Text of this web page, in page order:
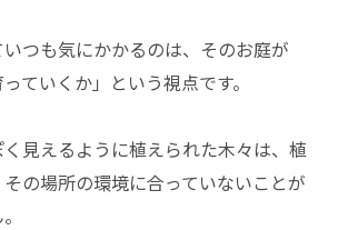
つも気にかかるのは、そのお庭が
ていくか」という視点です。
見えるように植えられた木々は、植
の場所の環境に合っていないことが